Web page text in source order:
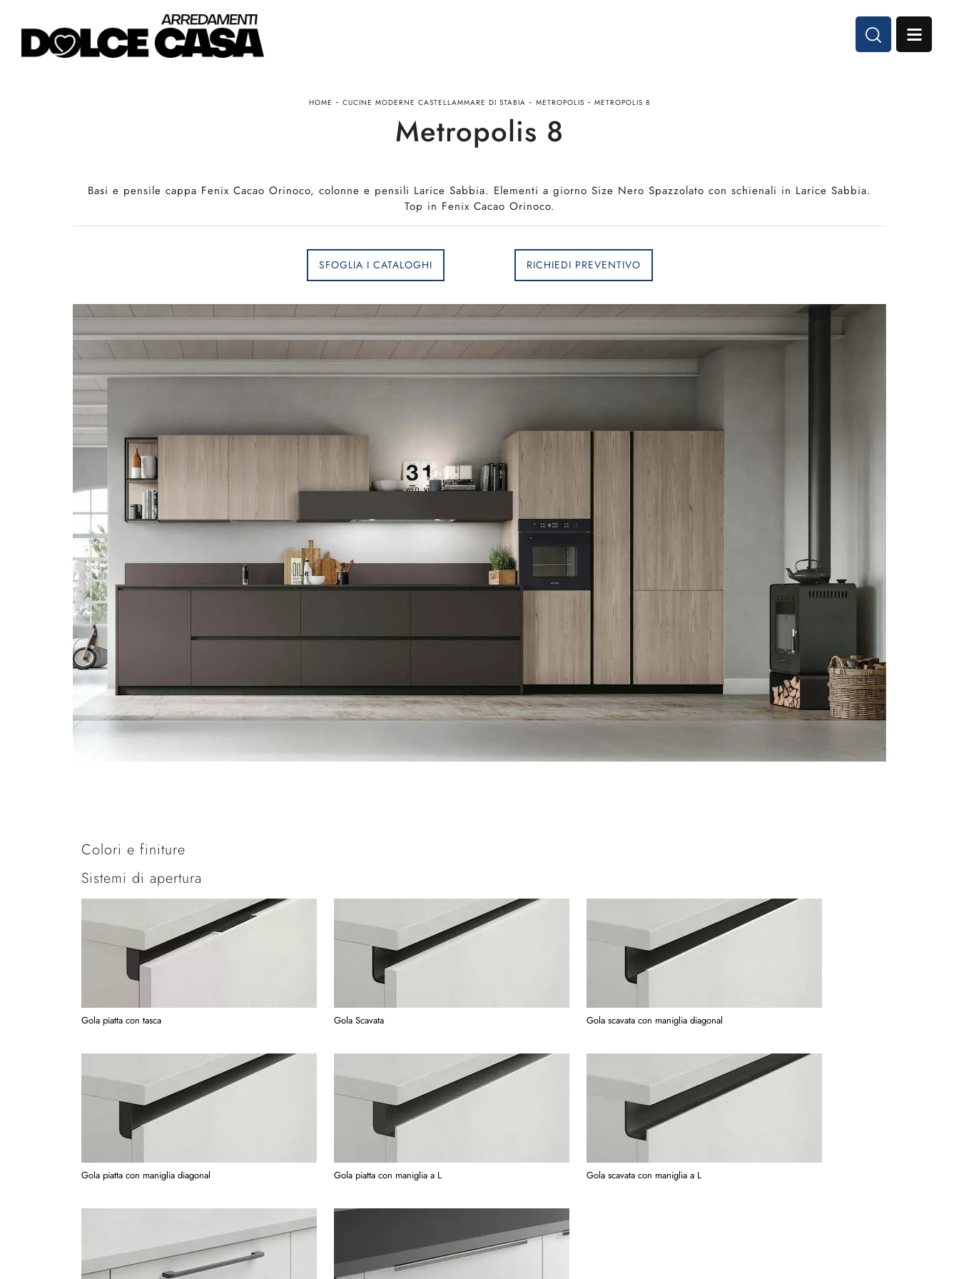
HOME - CUCINE MODERNE CASTELLAMMARE DI STABIA - METROPOLIS - METROPOLIS 8
Metropolis 8
Basi e pensile cappa Fenix Cacao Orinoco, colonne e pensili Larice Sabbia. Elementi a giorno Size Nero Spazzolato con schienali in Larice Sabbia.
Top in Fenix Cacao Orinoco.
SFOGLIA I CATALOGHI RICHIEDI PREVENTIVO
Colori e finiture
Sistemi di apertura
Gola piatta con tasca Gola Scavata Gola scavata con maniglia diagonal
Gola piatta con maniglia diagonal Gola piatta con maniglia a L Gola scavata con maniglia a L